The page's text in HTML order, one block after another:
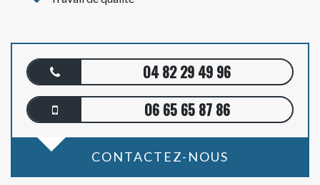
04 82 29 49 96
06 65 65 87 86
CONTACTEZ-NOUS